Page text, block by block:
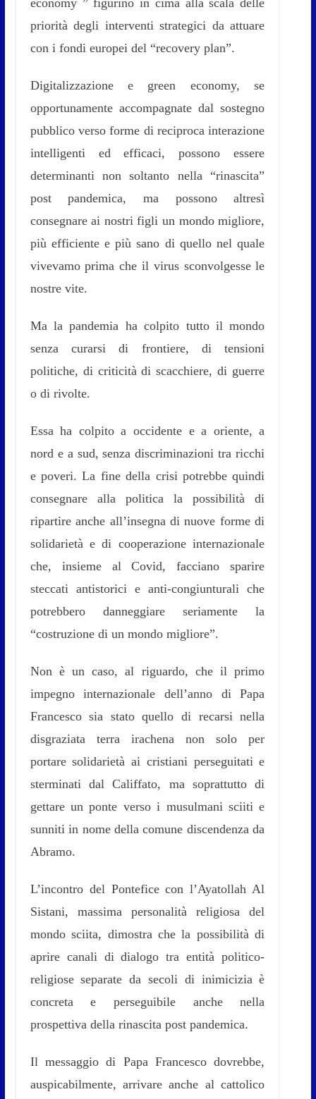
economy ” figurino in cima alla scala delle
priorità degli interventi strategici da attuare
con i fondi europei del “recovery plan”.
Digitalizzazione e green economy, se
opportunamente accompagnate dal sostegno
pubblico verso forme di reciproca interazione
intelligenti ed efficaci, possono essere
determinanti non soltanto nella “rinascita”
post pandemica, ma possono altresì
consegnare ai nostri figli un mondo migliore,
più efficiente e più sano di quello nel quale
vivevamo prima che il virus sconvolgesse le
nostre vite.
Ma la pandemia ha colpito tutto il mondo
senza curarsi di frontiere, di tensioni
politiche, di criticità di scacchiere, di guerre
o di rivolte.
Essa ha colpito a occidente e a oriente, a
nord e a sud, senza discriminazioni tra ricchi
e poveri. La fine della crisi potrebbe quindi
consegnare alla politica la possibilità di
ripartire anche all’insegna di nuove forme di
solidarietà e di cooperazione internazionale
che, insieme al Covid, facciano sparire
steccati antistorici e anti-congiunturali che
potrebbero danneggiare seriamente la
“costruzione di un mondo migliore”.
Non è un caso, al riguardo, che il primo
impegno internazionale dell’anno di Papa
Francesco sia stato quello di recarsi nella
disgraziata terra irachena non solo per
portare solidarietà ai cristiani perseguitati e
sterminati dal Califfato, ma soprattutto di
gettare un ponte verso i musulmani sciiti e
sunniti in nome della comune discendenza da
Abramo.
L’incontro del Pontefice con l’Ayatollah Al
Sistani, massima personalità religiosa del
mondo sciita, dimostra che la possibilità di
aprire canali di dialogo tra entità politico-
religiose separate da secoli di inimicizia è
concreta e perseguibile anche nella
prospettiva della rinascita post pandemica.
Il messaggio di Papa Francesco dovrebbe,
auspicabilmente, arrivare anche al cattolico